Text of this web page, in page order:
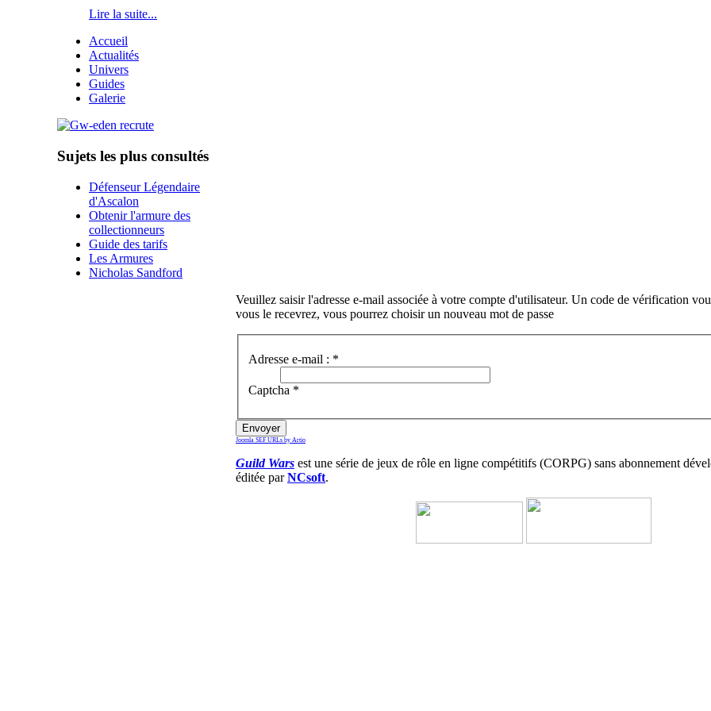
Lire la suite...
Accueil
Actualités
Univers
Guides
Galerie
Sujets les plus consultés
Défenseur Légendaire
d'Ascalon
Obtenir l'armure des
collectionneurs
Guide des tarifs
Les Armures
Nicholas Sandford
Veuillez saisir l'adresse e-mail associée à votre compte d'utilisateur. Un code de vérification
vous le recevrez, vous pourrez choisir un nouveau mot de passe
Adresse e-mail : *
Captcha *
Envoyer
Joomla SEF URLs by Artio
Guild Wars est une série de jeux de rôle en ligne compétitifs (CORPG) sans abonnement
éditée parNCsoft.